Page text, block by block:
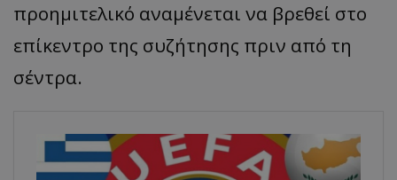
προημιτελικό αναμένεται να βρεθεί στο
επίκεντρο της συζήτησης πριν από τη
σέντρα.